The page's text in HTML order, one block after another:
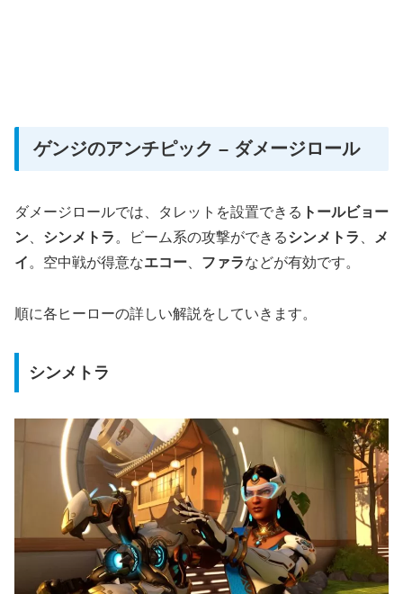
ゲンジのアンチピック – ダメージロール
ダメージロールでは、タレットを設置できる トールビョー
ン、 シンメトラ。ビーム系の攻撃ができるシンメトラ 、 メ
イ。空中戦が得意なエコー、 ファラなどが有効です。
順に各ヒーローの詳しい解説をしていきます。
シンメトラ